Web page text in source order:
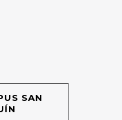
SAN